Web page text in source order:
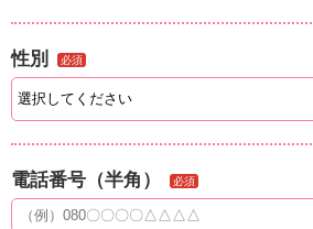
性別 必須
電話番号（半角） 必須